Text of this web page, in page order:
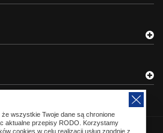
że wszystkie Twoje dane są chronione
aktualne przepisy RODO. Korzystamy
cookies w celu realizacji usług zgodnie z